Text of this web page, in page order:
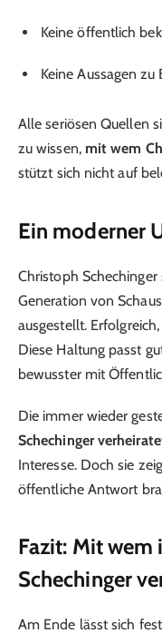
Keine öffentlich
Keine Aussagen zu
Alle seriösen Quellen
zu wissen, mit wem
stützt sich nicht auf
Ein moderner
Christoph
Generation von
ausgestellt.
Diese Haltung passt
bewusster mit
Die immer wieder
Schechinger
Interesse. Doch sie
öffentliche Antwort
Fazit: Mit wem
Schechinger
Am Ende lässt sich